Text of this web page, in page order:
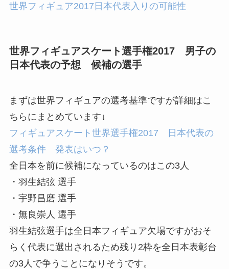
世界フィギュア2017日本代表入りの可能性
世界フィギュアスケート選手権2017 男子の
日本代表の予想 候補の選手
まずは世界フィギュアの選考基準ですが詳細はこ
ちらにまとめています↓
フィギュアスケート世界選手権2017 日本代表の
選考条件 発表はいつ？
全日本を前に候補になっているのはこの3人
・羽生結弦 選手
・宇野昌磨 選手
・無良崇人 選手
羽生結弦選手は全日本フィギュア欠場ですがおそ
らく代表に選出されるため残り2枠を全日本表彰台
の3人で争うことになりそうです。